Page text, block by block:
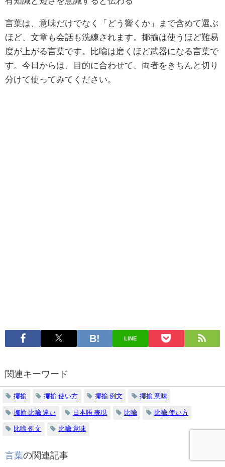
言葉は、意味だけでなく「どう響くか」まで含めて選ぶ
ほど、文章も会話も洗練されます。揶揄は使うほど難易
度が上がる言葉です。比喩は磨くほど武器になる言葉で
す。今日からは、目的に合わせて、両者をきちんと切り
分けて使ってみてください。
LINE
関連キーワード
揶揄 揶揄 使い方 揶揄 例文 揶揄 意味
揶揄 比喩 違い 日本語 表現 比喩 比喩 使い方
比喩 例文 比喩 意味
言葉の関連記事